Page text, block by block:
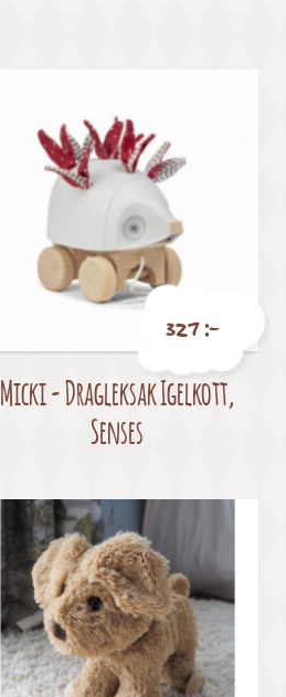
Pris
327 :-
Micki - Dragleksak Igelkott,
Senses